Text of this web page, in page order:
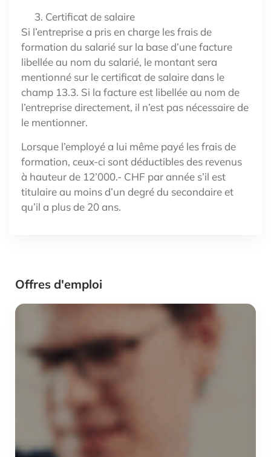
Certificat de salaire
Si l’entreprise a pris en charge les frais de
formation du salarié sur la base d’une facture
libellée au nom du salarié, le montant sera
mentionné sur le certificat de salaire dans le
champ 13.3. Si la facture est libellée au nom de
l’entreprise directement, il n’est pas nécessaire de
le mentionner.
Lorsque l’employé a lui même payé les frais de
formation, ceux-ci sont déductibles des revenus
à hauteur de 12’000.- CHF par année s’il est
titulaire au moins d’un degré du secondaire et
qu’il a plus de 20 ans.
Offres d'emploi